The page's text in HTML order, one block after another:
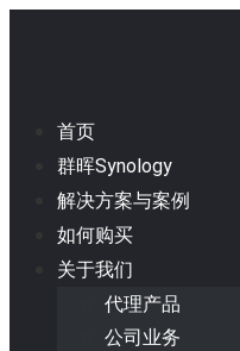
首页
群晖Synology
解决方案与案例
如何购买
关于我们
代理产品
公司业务